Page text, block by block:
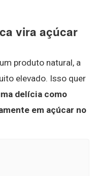
vira açúcar
produto natural, a
elevado. Isso quer
delícia como
em açúcar no